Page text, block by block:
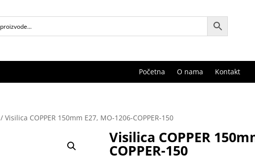
Početna O nama Kontakt
/ Visilica COPPER 150mm E27, MO-1206-COPPER-150
Visilica COPPER
COPPER-150